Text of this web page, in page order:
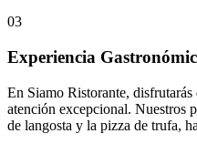
03
Experiencia
En Siamo Ristorante,
atención excepcional. Nuestros
de langosta y la pizza de trufa,